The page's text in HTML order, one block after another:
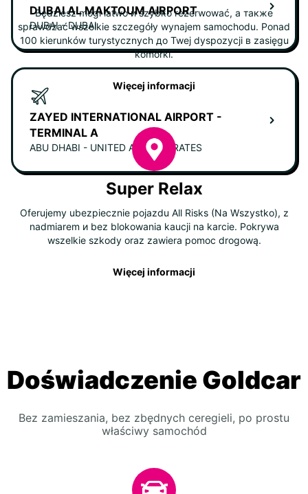
DUBAI AL MAKTOUM AIRPORT
DUBAI - DUBAI
ZAYED INTERNATIONAL AIRPORT -
TERMINAL A
ABU DHABI - UNITED ARAB EMIRATES
Będziesz mógł łatwo и szybko rezerwować, а также
sprawdzać wszelkie szczegóły wynajem samochodu. Ponad
100 kierunków turystycznych до Twej dyspozycji в zasięgu
komórki.
Więcej informacji
Super Relax
Oferujemy ubezpiecznie pojazdu All Risks (Na Wszystko), z
nadmiarem и bez blokowania kaucji na karcie. Pokrywa
wszelkie szkody oraz zawiera pomoc drogową.
Więcej informacji
Doświadczenie Goldcar
Bez zamieszania, bez zbędnych ceregieli, po prostu
właściwy samochód